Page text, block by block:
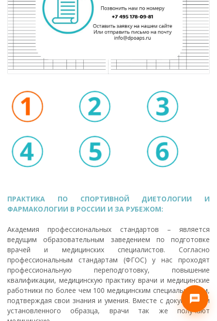
ПРАКТИКА ПО СПОРТИВНОЙ ДИЕТОЛОГИИ И
ФАРМАКОЛОГИИ В РОССИИ И ЗА РУБЕЖОМ:
Академия профессиональных стандартов – является
ведущим образовательным заведением по подготовке
врачей и медицинских специалистов. Согласно
профессиональным стандартам (ФГОС) у нас проходят
профессиональную переподготовку, повышение
квалификации, медицинскую практику врачи и медицинские
работники по более чем 100 медицинским специальностям,
подтверждая свои знания и умения. Вместе с документами
установленного образца, врачи так же получают